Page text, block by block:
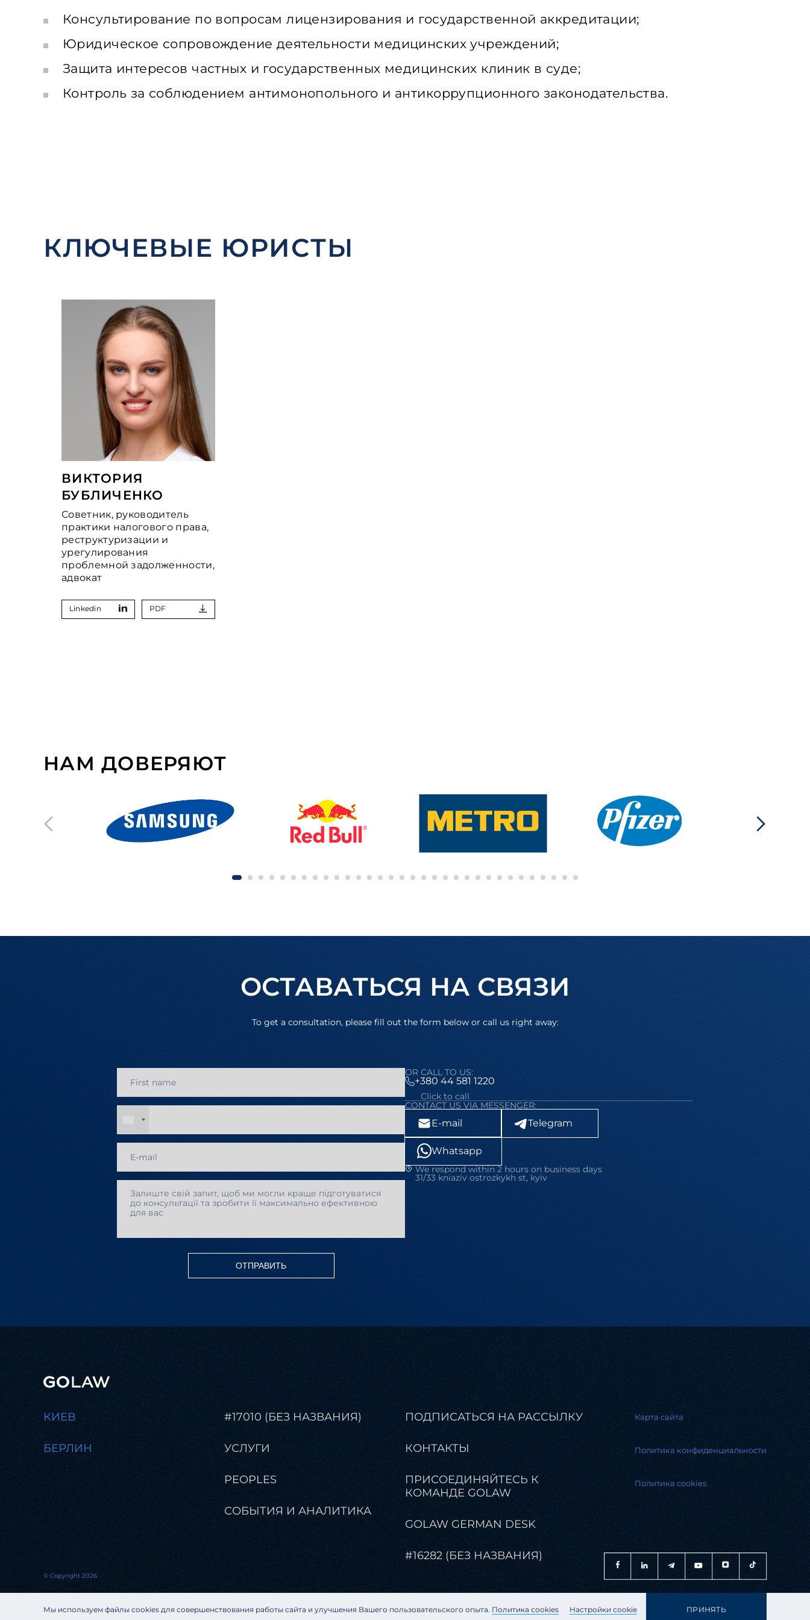
Консультирование по вопросам лицензирования и государственной аккредитации;
Юридическое сопровождение деятельности медицинских учреждений;
Защита интересов частных и государственных медицинских клиник в суде;
Контроль за соблюдением антимонопольного и антикоррупционного законодательства.
КЛЮЧЕВЫЕ ЮРИСТЫ
ВИКТОРИЯ
БУБЛИЧЕНКО
Советник, руководитель
практики налогового права,
реструктуризации и
урегулирования
проблемной задолженности,
адвокат
Linkedin PDF
НАМ ДОВЕРЯЮТ
ОСТАВАТЬСЯ НА СВЯЗИ
To get a consultation, please fill out the form below or call us right away:
ОТПРАВИТЬ
OR CALL TO US:
+380 44 581 1220
Click to call
CONTACT US VIA MESSENGER:
E-mail Telegram
Whatsapp
We respond within 2 hours on business days
31/33 kniaziv ostrozkykh st, kyiv
Мы используем файлы cookies для совершенствования работы сайта и улучшения Вашего пользовательского опыта. Политика cookies Настройки cookie ПРИНЯТЬ
#17010 (БЕЗ НАЗВАНИЯ)
УСЛУГИ
PEOPLES
СОБЫТИЯ И АНАЛИТИКА
ПОДПИСАТЬСЯ НА РАССЫЛКУ
КОНТАКТЫ
ПРИСОЕДИНЯЙТЕСЬ К
КОМАНДЕ GOLAW
GOLAW GERMAN DESK
#16282 (БЕЗ НАЗВАНИЯ)
КИЕВ
БЕРЛИН
© Copyright 2026
Карта сайта
Политика конфиденциальности
Политика cookies